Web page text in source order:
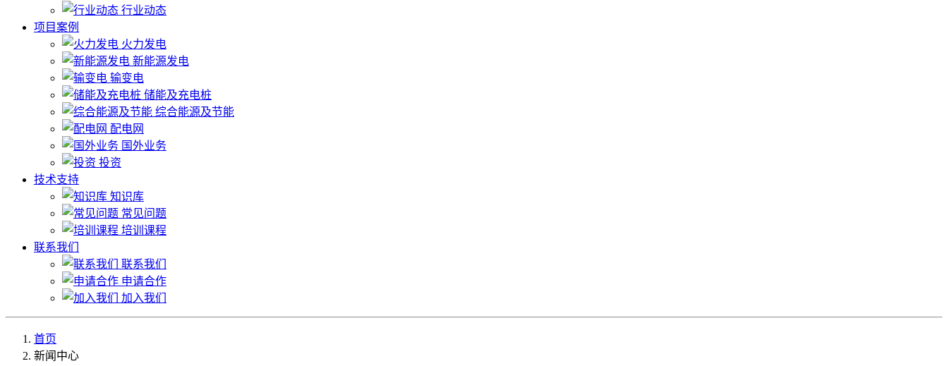
行业动态
项目案例
火力发电
新能源发电
输变电
储能及充电桩
综合能源及节能
配电网
国外业务
投资
技术支持
知识库
常见问题
培训课程
联系我们
联系我们
申请合作
加入我们
首页
新闻中心